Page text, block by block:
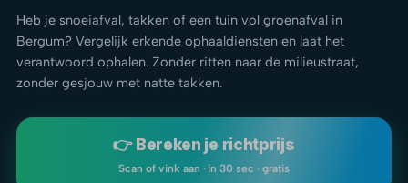
Heb je snoeiafval, takken of een tuin vol groenafval in
Bergum? Vergelijk erkende ophaaldiensten en laat het
verantwoord ophalen. Zonder ritten naar de milieustraat,
zonder gesjouw met natte takken.
👉 Bereken je richtprijs
Scan of vink aan · in 30 sec · gratis